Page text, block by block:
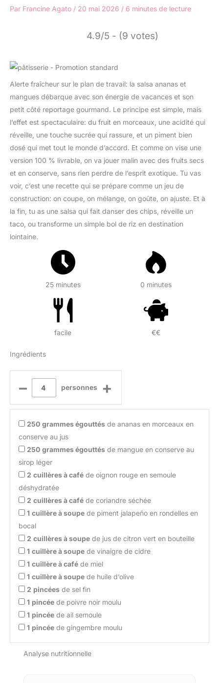
Par Francine Agato / 20 mai 2026 / 6 minutes de lecture
4.9/5 - (9 votes)
Alerte fraîcheur sur le plan de travail: la salsa ananas et
mangues débarque avec son énergie de vacances et son
petit côté reportage gourmand. Le principe est simple, mais
l’effet est spectaculaire: du fruit en morceaux, une acidité qui
réveille, une touche sucrée qui rassure, et un piment bien
dosé qui met tout le monde d’accord. Et comme on vise une
version 100 % livrable, on va jouer malin avec des fruits secs
et en conserve, sans rien perdre de l’esprit exotique. Tu vas
voir, c’est une recette qui se prépare comme un jeu de
construction: on coupe, on mélange, on goûte, on ajuste. Et à
la fin, tu as une salsa qui fait danser des chips, réveille un
taco, ou transforme un simple bol de riz en destination
lointaine.
25 minutes 0 minutes
facile €€
Ingrédients
– personnes +
250 grammes égouttés de ananas en morceaux en
conserve au jus
250 grammes égouttés de mangue en conserve au
sirop léger
2 cuillères à café de oignon rouge en semoule
déshydratée
2 cuillères à café de coriandre séchée
1 cuillère à soupe de piment jalapeño en rondelles en
bocal
2 cuillères à soupe de jus de citron vert en bouteille
1 cuillère à soupe de vinaigre de cidre
1 cuillère à café de miel
1 cuillère à soupe de huile d’olive
2 pincées de sel fin
1 pincée de poivre noir moulu
1 pincée de ail semoule
1 pincée de gingembre moulu
Analyse nutritionnelle